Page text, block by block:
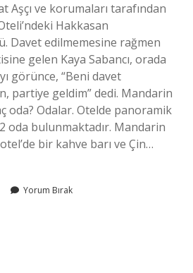
Aşçı ve korumaları tarafından
Hakkasan
Davet edilmemesine rağmen
gelen Kaya Sabancı, orada
görünce, “Beni davet
partiye geldim” dedi. Mandarin
oda? Odalar. Otelde panoramik
oda bulunmaktadır. Mandarin
bir kahve barı ve Çin…
Yorum Bırak